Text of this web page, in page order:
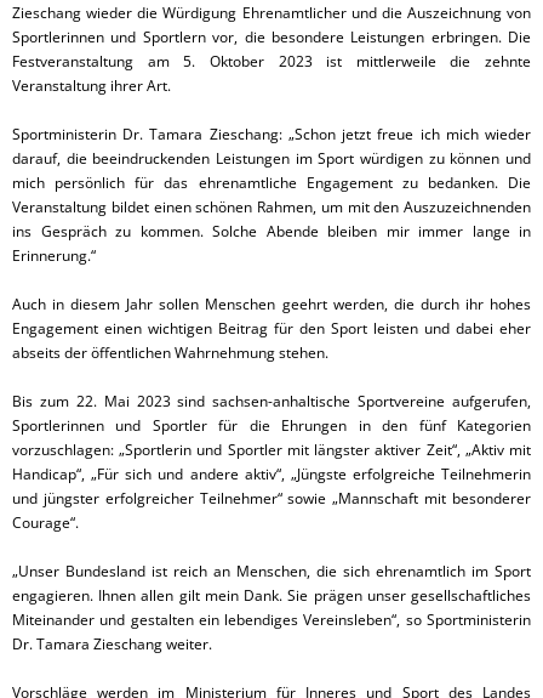
Zieschang wieder die Würdigung Ehrenamtlicher und die Auszeichnung von
Sportlerinnen und Sportlern vor, die besondere Leistungen erbringen. Die
Festveranstaltung am 5. Oktober 2023 ist mittlerweile die zehnte
Veranstaltung ihrer Art.
Sportministerin Dr. Tamara Zieschang: „Schon jetzt freue ich mich wieder
darauf, die beeindruckenden Leistungen im Sport würdigen zu können und
mich persönlich für das ehrenamtliche Engagement zu bedanken. Die
Veranstaltung bildet einen schönen Rahmen, um mit den Auszuzeichnenden
ins Gespräch zu kommen. Solche Abende bleiben mir immer lange in
Erinnerung.“
Auch in diesem Jahr sollen Menschen geehrt werden, die durch ihr hohes
Engagement einen wichtigen Beitrag für den Sport leisten und dabei eher
abseits der öffentlichen Wahrnehmung stehen.
Bis zum 22. Mai 2023 sind sachsen-anhaltische Sportvereine aufgerufen,
Sportlerinnen und Sportler für die Ehrungen in den fünf Kategorien
vorzuschlagen: „Sportlerin und Sportler mit längster aktiver Zeit“, „Aktiv mit
Handicap“, „Für sich und andere aktiv“, „Jüngste erfolgreiche Teilnehmerin
und jüngster erfolgreicher Teilnehmer“ sowie „Mannschaft mit besonderer
Courage“.
„Unser Bundesland ist reich an Menschen, die sich ehrenamtlich im Sport
engagieren. Ihnen allen gilt mein Dank. Sie prägen unser gesellschaftliches
Miteinander und gestalten ein lebendiges Vereinsleben“, so Sportministerin
Dr. Tamara Zieschang weiter.
Vorschläge werden im Ministerium für Inneres und Sport des Landes